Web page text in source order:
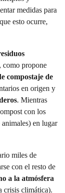
medidas para
esto ocurre,
, como propone
compostaje de
en origen y
. Mientras
con los
en lugar
miles de
con el resto de
a la atmósfera
crisis climática).